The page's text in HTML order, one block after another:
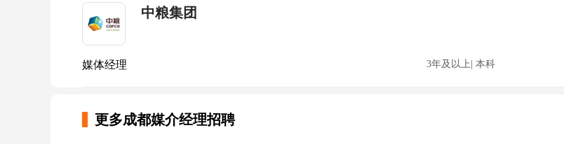
中粮集团
媒体经理 3年及以上 本科
更多成都媒介经理招聘